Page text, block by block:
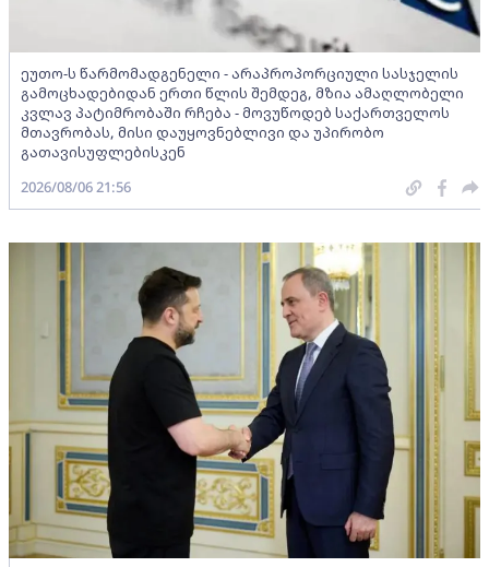
ეუთო-ს წარმომადგენელი - არაპროპორციული სასჯელის
გამოცხადებიდან ერთი წლის შემდეგ, მზია ამაღლობელი
კვლავ პატიმრობაში რჩება - მოვუწოდებ საქართველოს
მთავრობას, მისი დაუყოვნებლივი და უპირობო
გათავისუფლებისკენ
2026/08/06 21:56